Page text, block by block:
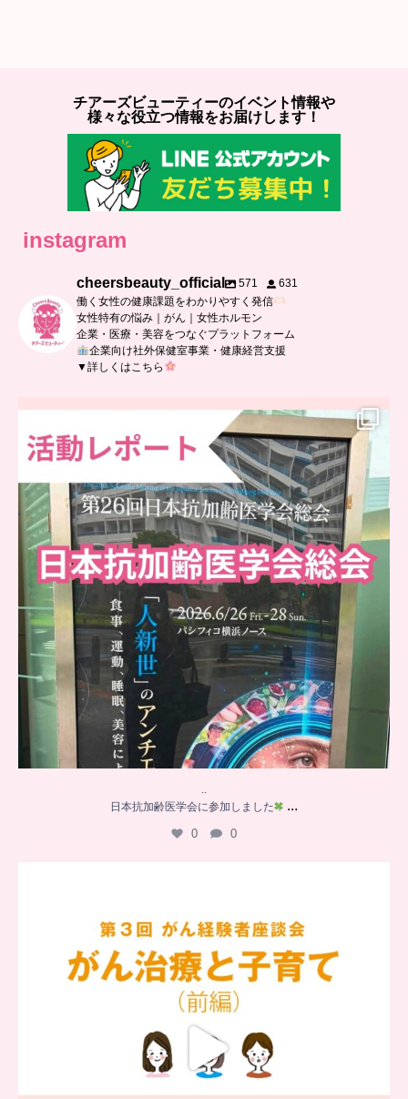
チアーズビューティーのイベント情報や
様々な役立つ情報をお届けします！
instagram
cheersbeauty_official 571
631
働く女性の健康課題をわかりやすく発信
女性特有の悩み｜がん｜女性ホルモン
企業・医療・美容をつなぐプラットフォーム
企業向け社外保健室事業・健康経営支援
▼詳しくはこちら
..
日本抗加齢医学会に参加しました
0
..
日本抗加齢医学会に参加しました
...
0 0